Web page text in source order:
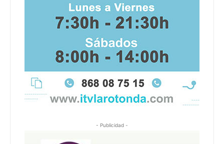
- Publicidad -